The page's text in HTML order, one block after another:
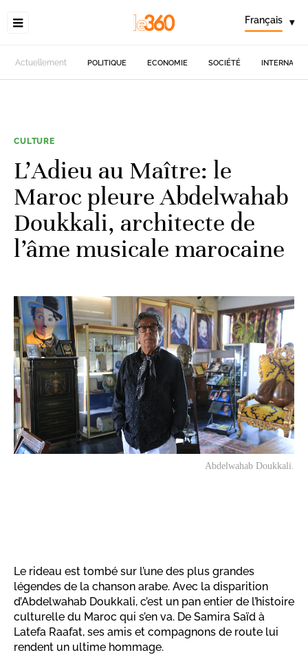
Français ▾
Actuellement POLITIQUE ECONOMIE SOCIÉTÉ
CULTURE
L’Adieu au Maître: le
Maroc pleure Abdelwahab
Doukkali, architecte de
l’âme musicale marocaine
Abdelwahab Doukkali.
​Le rideau est tombé sur l’une des plus grandes
légendes de la chanson arabe. Avec la disparition
d’Abdelwahab Doukkali, c’est un pan entier de l’histoire
culturelle du Maroc qui s’en va. De Samira Saïd à
Latefa Raafat, ses amis et compagnons de route lui
rendent un ultime hommage.